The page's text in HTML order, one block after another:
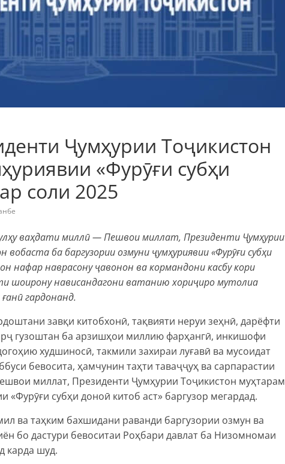
Ҷумҳурии Тоҷикистон
«Фурӯғи субҳи
соли 2025
ваҳдати миллӣ — Пешвои миллат, Президенти Ҷумҳурии
ба баргузории озмуни ҷумҳуриявии «Фурӯғи субҳи
нафар наврасону ҷавонон ва кормандони касбу кори
шоирону нависандагони ватанию хориҷиро мутолиа
гардонанд.
завқи китобхонӣ, тақвияти неруи зеҳнӣ, дарёфти
гузоштан ба арзишҳои миллию фарҳангӣ, инкишофи
худшиносӣ, такмили захираи луғавӣ ва мусоидат
бевосита, ҳамчунин таҳти таваҷҷуҳ ва cарпарастии
миллат, Президенти Ҷумҳурии Тоҷикистон муҳтарам
субҳи доноӣ китоб аст» баргузор мегардад.
ва таҳким бахшидани раванди баргузории озмун ва
бо дастури бевоситаи Роҳбари давлат ба Низомномаи
карда шуд.